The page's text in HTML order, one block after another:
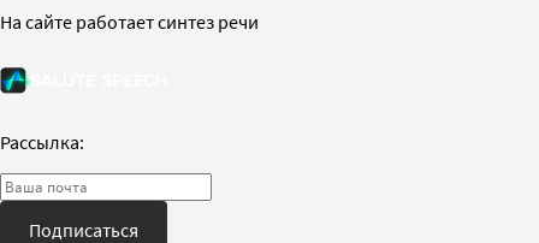
На сайте работает синтез речи
Рассылка:
Подписаться